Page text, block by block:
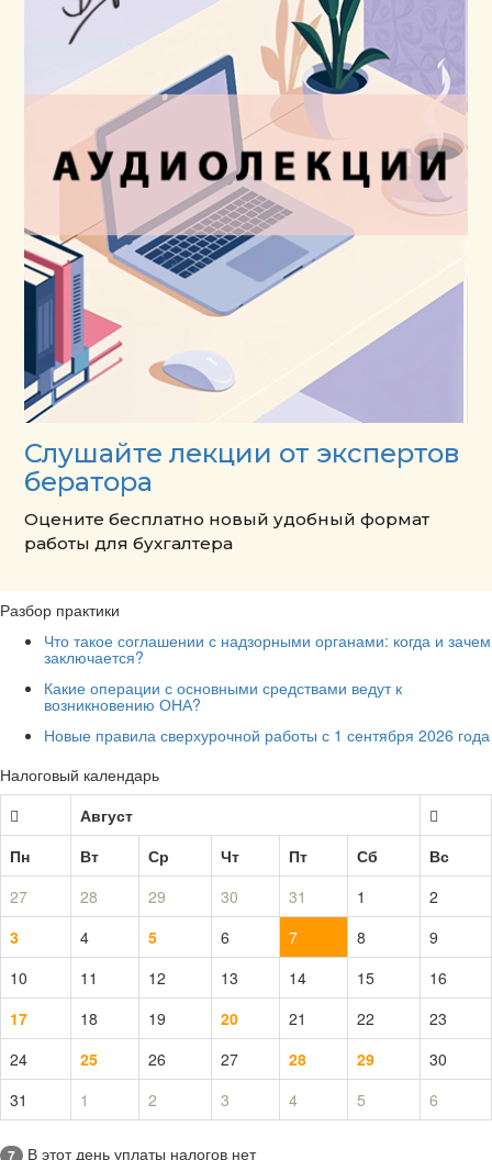
Слушайте лекции от экспертов
бератора
Оцените бесплатно новый удобный формат
работы для бухгалтера
Разбор практики
Что такое соглашении с надзорными органами: когда и зачем
заключается?
Какие операции с основными средствами ведут к
возникновению ОНА?
Новые правила сверхурочной работы с 1 сентября 2026 года
Налоговый календарь
Август
Пн
Вт Ср Чт Пт Сб
Вс
27
28 29 30 31 1
2
3
4 5 6 7 8
9
10
11 12 13 14 15
16
17
18 19 20 21 22
23
24
25 26 27 28 29
30
31
1 2 3 4 5 6
7
В этот день уплаты налогов нет